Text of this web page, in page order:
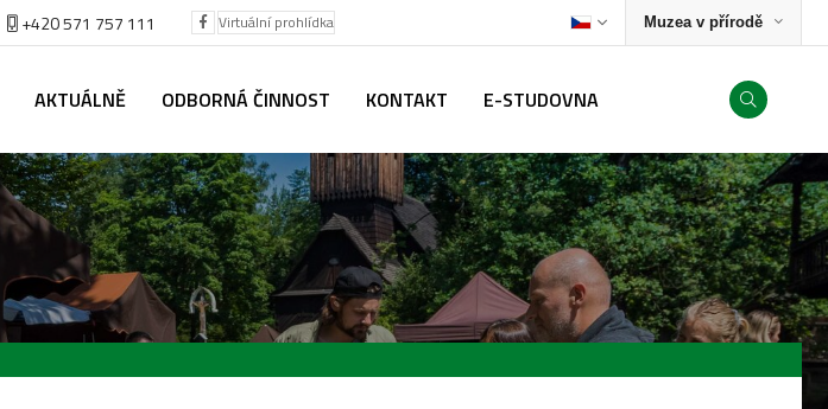
+420 571 757 111 Virtuální prohlídka Muzea v přírodě
AKTUÁLNĚ ODBORNÁ ČINNOST KONTAKT E-STUDOVNA